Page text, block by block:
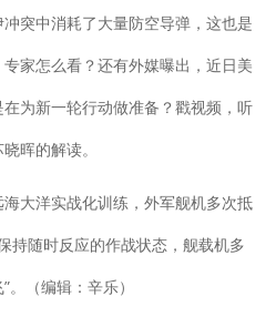
突中消耗了大量防空导弹，这也是
家怎么看？还有外媒曝出，近日美
为新一轮行动做准备？戳视频，听
晖的解读。
大洋实战化训练，外军舰机多次抵
持随时反应的作战状态，舰载机多
。（编辑：辛乐）